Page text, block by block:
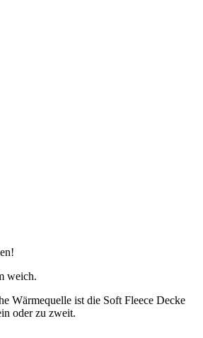
weich.
Wärmequelle ist die Soft Fleece Decke
oder zu zweit.